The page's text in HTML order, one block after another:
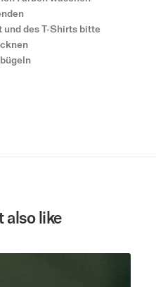
des T-Shirts bitte
also like